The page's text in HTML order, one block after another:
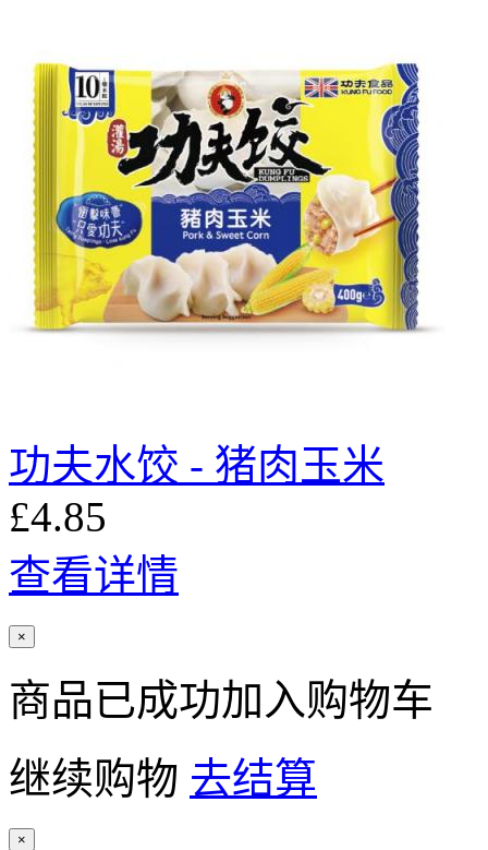
功夫水饺 - 猪肉玉米
£4.85
查看详情
×
商品已成功加入购物车
继续购物 去结算
×